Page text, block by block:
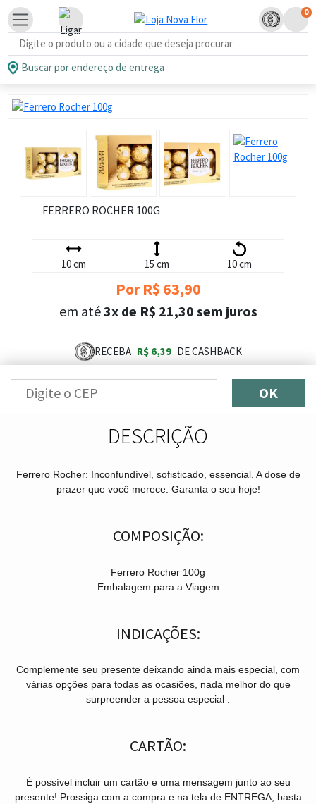
Busca de produtos
0
Buscar por endereço de entrega
FERRERO ROCHER 100G
10 cm 15 cm 10 cm
Por R$ 63,90
em até3x de R$ 21,30 sem juros
RECEBA R$ 6,39 DE CASHBACK
OK
DESCRIÇÃO
Ferrero Rocher: Inconfundível, sofisticado, essencial. A dose de
prazer que você merece. Garanta o seu hoje!
COMPOSIÇÃO:
Ferrero Rocher 100g
Embalagem para a Viagem
INDICAÇÕES:
Complemente seu presente deixando ainda mais especial, com
várias opções para todas as ocasiões, nada melhor do que
surpreender a pessoa especial .
CARTÃO:
É possível incluir um cartão e uma mensagem junto ao seu
presente! Prossiga com a compra e na tela de ENTREGA, basta